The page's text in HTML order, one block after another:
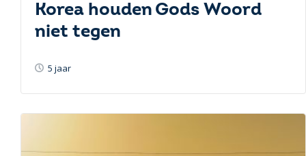
Korea houden Gods Woord
niet tegen
5 jaar